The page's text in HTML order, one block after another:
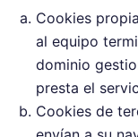
Cookies
al equipo
dominio
presta el
Cookies de